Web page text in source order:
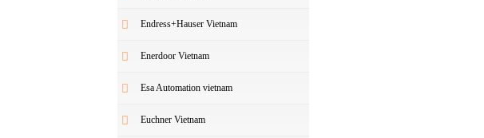
Endress+Hauser Vietnam
Enerdoor Vietnam
Esa Automation vietnam
Euchner Vietnam